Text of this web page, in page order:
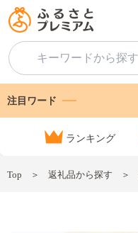
注目ワード
ランキング
Top 返礼品から探す